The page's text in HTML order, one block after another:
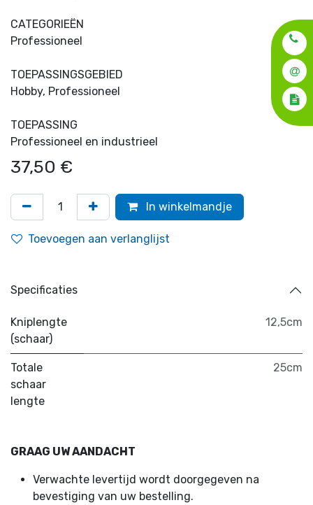
CATEGORIEËN
Professioneel
TOEPASSINGSGEBIED
Hobby, Professioneel
TOEPASSING
Professioneel en industrieel
37,50 €
In winkelmandje
Toevoegen aan verlanglijst
Specificaties
Kniplengte
(schaar)
12,5cm
Totale
schaar
lengte
25cm
GRAAG UW AANDACHT
Verwachte levertijd wordt doorgegeven na
bevestiging van uw bestelling.